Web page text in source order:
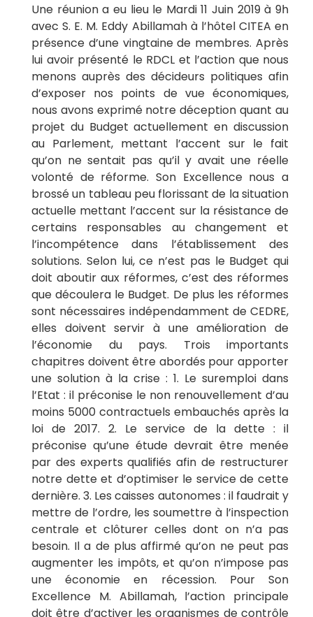
Une réunion a eu lieu le Mardi 11 Juin 2019 à 9h
avec S. E. M. Eddy Abillamah à l’hôtel CITEA en
présence d’une vingtaine de membres. Après
lui avoir présenté le RDCL et l’action que nous
menons auprès des décideurs politiques afin
d’exposer nos points de vue économiques,
nous avons exprimé notre déception quant au
projet du Budget actuellement en discussion
au Parlement, mettant l’accent sur le fait
qu’on ne sentait pas qu’il y avait une réelle
volonté de réforme. Son Excellence nous a
brossé un tableau peu florissant de la situation
actuelle mettant l’accent sur la résistance de
certains responsables au changement et
l’incompétence dans l’établissement des
solutions. Selon lui, ce n’est pas le Budget qui
doit aboutir aux réformes, c’est des réformes
que découlera le Budget. De plus les réformes
sont nécessaires indépendamment de CEDRE,
elles doivent servir à une amélioration de
l’économie du pays. Trois importants
chapitres doivent être abordés pour apporter
une solution à la crise : 1. Le suremploi dans
l’Etat : il préconise le non renouvellement d’au
moins 5000 contractuels embauchés après la
loi de 2017. 2. Le service de la dette : il
préconise qu’une étude devrait être menée
par des experts qualifiés afin de restructurer
notre dette et d’optimiser le service de cette
dernière. 3. Les caisses autonomes : il faudrait y
mettre de l’ordre, les soumettre à l’inspection
centrale et clôturer celles dont on n’a pas
besoin. Il a de plus affirmé qu’on ne peut pas
augmenter les impôts, et qu’on n’impose pas
une économie en récession. Pour Son
Excellence M. Abillamah, l’action principale
doit être d’activer les organismes de contrôle